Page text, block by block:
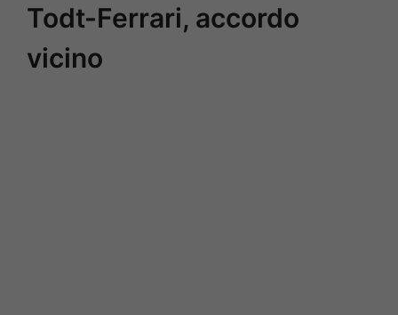
Todt-Ferrari, accordo
vicino